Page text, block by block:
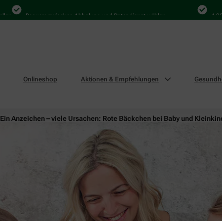
Bequem zwischen Abholung und Botendienst wählen 4.000
Onlineshop Aktionen & Empfehlungen
Ein Anzeichen – viele Ursachen: Rote Bäckchen bei Baby und